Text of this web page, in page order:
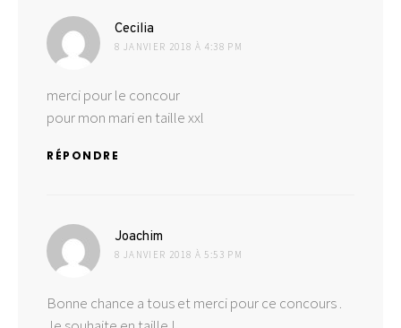
Cecilia
8 JANVIER 2018 À 4:38 PM
merci pour le concour
pour mon mari en taille xxl
RÉPONDRE
Joachim
8 JANVIER 2018 À 5:53 PM
Bonne chance a tous et merci pour ce concours .